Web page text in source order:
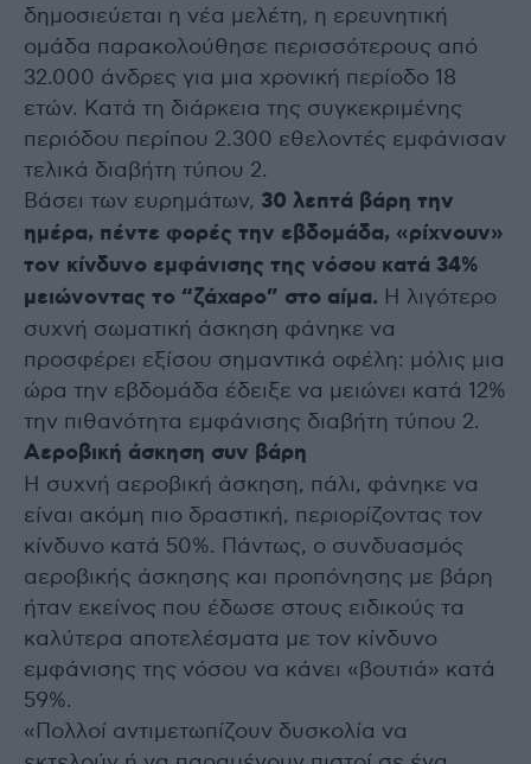
δημοσιεύεται η νέα μελέτη, η ερευνητική
ομάδα παρακολούθησε περισσότερους από
32.000 άνδρες για μια χρονική περίοδο 18
ετών. Κατά τη διάρκεια της συγκεκριμένης
περιόδου περίπου 2.300 εθελοντές εμφάνισαν
τελικά διαβήτη τύπου 2.
Βάσει των ευρημάτων, 30 λεπτά βάρη την
ημέρα, πέντε φορές την εβδομάδα, «ρίχνουν»
τον κίνδυνο εμφάνισης της νόσου κατά 34%
μειώνοντας το “ζάχαρο” στο αίμα. Η λιγότερο
συχνή σωματική άσκηση φάνηκε να
προσφέρει εξίσου σημαντικά οφέλη: μόλις μια
ώρα την εβδομάδα έδειξε να μειώνει κατά 12%
την πιθανότητα εμφάνισης διαβήτη τύπου 2.
Αεροβική άσκηση συν βάρη
Η συχνή αεροβική άσκηση, πάλι, φάνηκε να
είναι ακόμη πιο δραστική, περιορίζοντας τον
κίνδυνο κατά 50%. Πάντως, ο συνδυασμός
αεροβικής άσκησης και προπόνησης με βάρη
ήταν εκείνος που έδωσε στους ειδικούς τα
καλύτερα αποτελέσματα με τον κίνδυνο
εμφάνισης της νόσου να κάνει «βουτιά» κατά
59%.
«Πολλοί αντιμετωπίζουν δυσκολία να